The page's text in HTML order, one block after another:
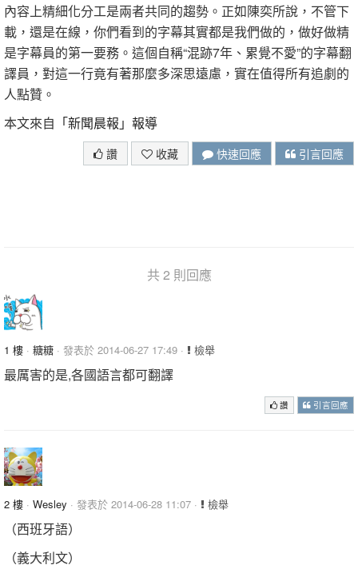
內容上精細化分工是兩者共同的趨勢。正如陳奕所說，不管下
載，還是在線，你們看到的字幕其實都是我們做的，做好做精
是字幕員的第一要務。這個自稱“混跡7年、累覺不愛”的字幕翻
譯員，對這一行竟有著那麼多深思遠慮，實在值得所有追劇的
人點贊。
本文來自 「新聞晨報」報導
讚 收藏 快速回應 引言回應
共 2 則回應
1 樓 · 糖糖 · 發表於 2014-06-27 17:49 · 檢舉
最厲害的是,各國語言都可翻譯
讚 引言回應
2 樓 · Wesley · 發表於 2014-06-28 11:07 · 檢舉
（西班牙語）
（義大利文）